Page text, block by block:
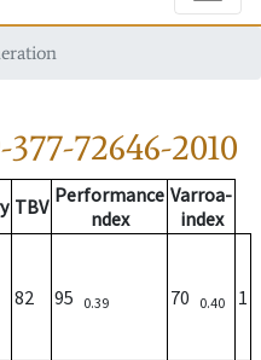
72646-2010
TBV Performance
ndex
Varroa-
index
82 95 0.39 70 0.40 1